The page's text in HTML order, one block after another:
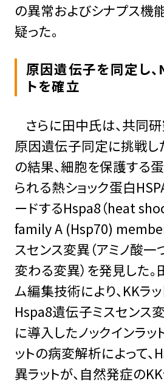
の異常およびシナプス機
疑った。
原因遺伝子を同定し、
トを確立
さらに田中氏は、共同
原因遺伝子同定に挑戦し
の結果、細胞を保護する
られる熱ショック蛋白
ードするHspa8（heat
family A (Hsp70)
スセンス変異（アミノ酸
変わる変異）を発見した。
ム編集技術により、KKラ
Hspa8遺伝子ミスセンス
に導入したノックインラッ
ットの病変解析によって
異ラットが、自然発症の